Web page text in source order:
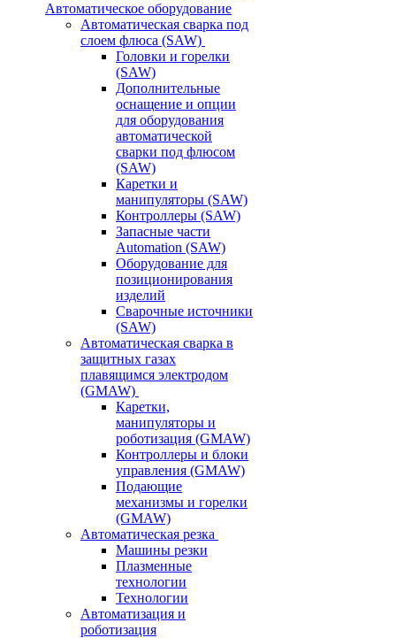
Автоматическое оборудование
Автоматическая сварка под
слоем флюса (SAW)
Головки и горелки
(SAW)
Дополнительные
оснащение и опции
для оборудования
автоматической
сварки под флюсом
(SAW)
Каретки и
манипуляторы (SAW)
Контроллеры (SAW)
Запасные части
Automation (SAW)
Оборудование для
позиционирования
изделий
Сварочные источники
(SAW)
Автоматическая сварка в
защитных газах
плавящимся электродом
(GMAW)
Каретки,
манипуляторы и
роботизация (GMAW)
Контроллеры и блоки
управления (GMAW)
Подающие
механизмы и горелки
(GMAW)
Автоматическая резка
Машины резки
Плазменные
технологии
Технологии
Автоматизация и
роботизация